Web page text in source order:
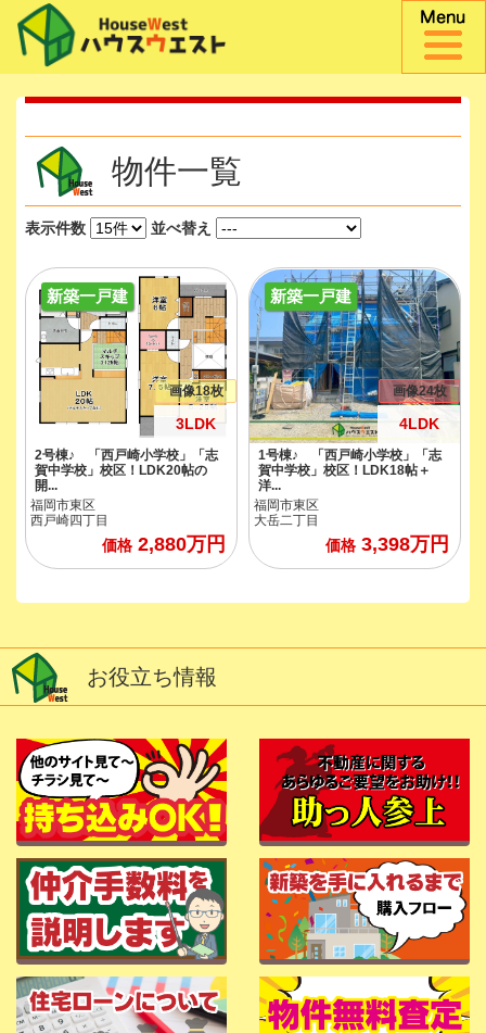
物件一覧
表示件数 並べ替え
新築一戸建
3LDK
画像18枚
2号棟♪ 「西戸崎小学校」「志
賀中学校」校区！LDK20帖の
開...
福岡市東区
西戸崎四丁目
価格2,880万円
新築一戸建
4LDK
画像24枚
1号棟♪ 「西戸崎小学校」「志
賀中学校」校区！LDK18帖＋
洋...
福岡市東区
大岳二丁目
価格3,398万円
お役立ち情報